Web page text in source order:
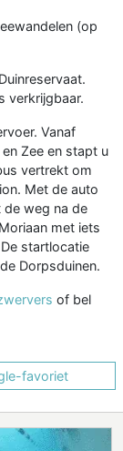
(op
verkrijgbaar.
Vanaf
Zee en stapt u
vertrekt om
Met de auto
de weg na de
met iets
startlocatie
Dorpsduinen.
of bel
favoriet